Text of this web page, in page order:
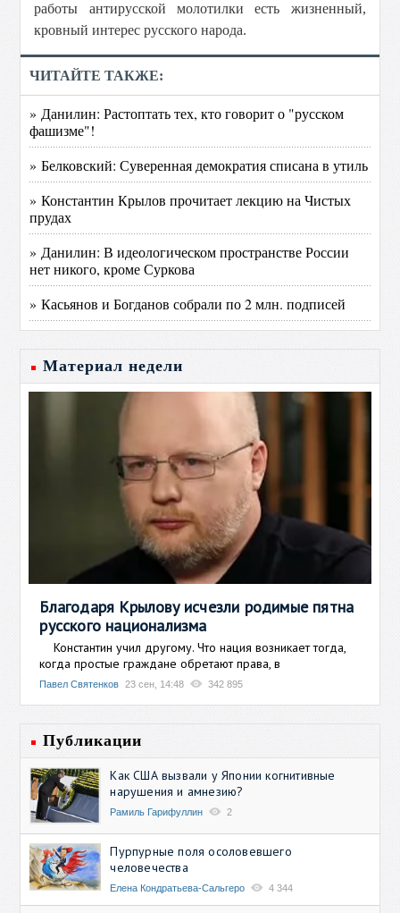
работы антирусской молотилки есть жизненный,
кровный интерес русского народа.
ЧИТАЙТЕ ТАКЖЕ:
» Данилин: Растоптать тех, кто говорит о "русском
фашизме"!
» Белковский: Суверенная демократия списана в утиль
» Константин Крылов прочитает лекцию на Чистых
прудах
» Данилин: В идеологическом пространстве России
нет никого, кроме Суркова
» Касьянов и Богданов собрали по 2 млн. подписей
Материал недели
Благодаря Крылову исчезли родимые пятна
русского национализма
Константин учил другому. Что нация возникает тогда,
когда простые граждане обретают права, в
Павел Святенков 23 сен, 14:48 342 895
Публикации
Как США вызвали у Японии когнитивные
нарушения и амнезию?
Рамиль Гарифуллин 2
Пурпурные поля осоловевшего
человечества
Елена Кондратьева-Сальгеро 4 344